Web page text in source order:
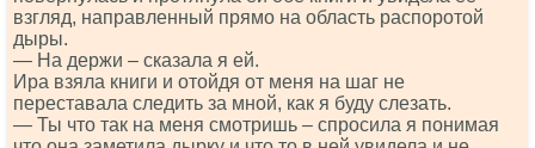
взгляд, направленный прямо на область распоротой
дыры.
— На держи – сказала я ей.
Ира взяла книги и отойдя от меня на шаг не
переставала следить за мной, как я буду слезать.
— Ты что так на меня смотришь – спросила я понимая